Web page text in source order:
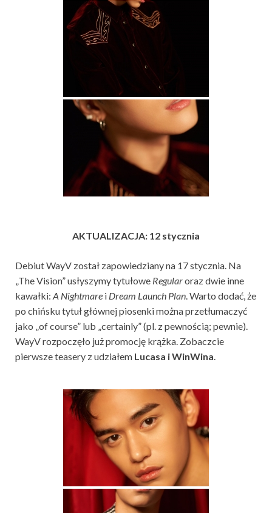
AKTUALIZACJA: 12 stycznia
Debiut WayV został zapowiedziany na 17 stycznia. Na
„The Vision” usłyszymy tytułowe Regularoraz dwie inne
kawałki: A Nightmare i Dream Launch Plan. Warto dodać, że
po chińsku tytuł głównej piosenki można przetłumaczyć
jako „of course” lub „certainly” (pl. z pewnością; pewnie).
WayV rozpoczęło już promocję krążka. Zobaczcie
pierwsze teasery z udziałem Lucasa i WinWina.